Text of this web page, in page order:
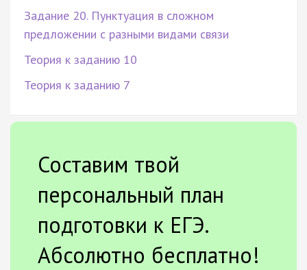
Задание 20. Пунктуация в сложном
предложении с разными видами связи
Теория к заданию 10
Теория к заданию 7
Составим твой
персональный план
подготовки к ЕГЭ.
Абсолютно бесплатно!